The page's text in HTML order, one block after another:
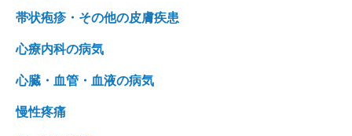
帯状疱疹・その他の皮膚疾患
心療内科の病気
心臓・血管・血液の病気
慢性疼痛